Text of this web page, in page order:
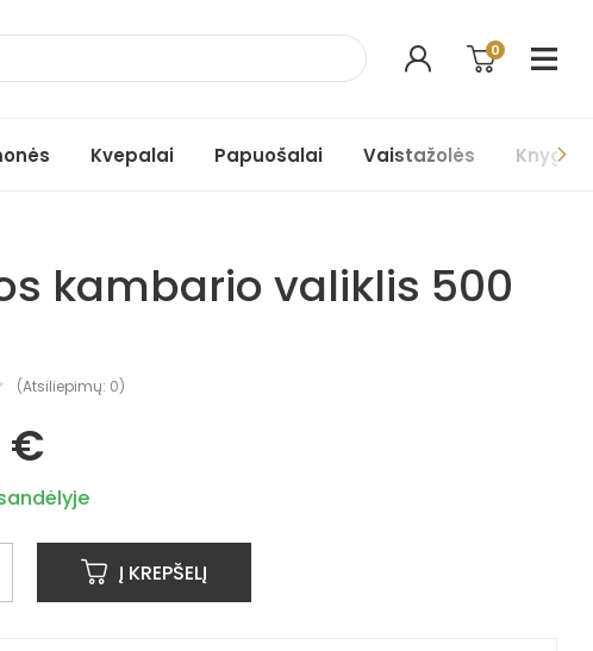
0
Kvepalai Papuošalai Vaistažolės Knygos
kambario valiklis 500
(Atsiliepimų: 0)
€
Į KREPŠELĮ